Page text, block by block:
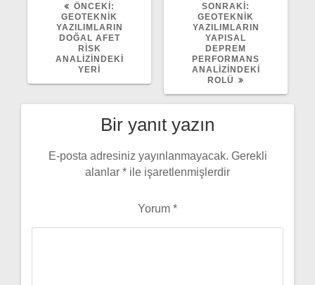
ÖNCEKI:
YAZI:
GEOTEKNIK
YAZILIMLARIN
DOĞAL AFET
RISK
ANALIZINDEKI
YERI
SONRAKI:
YAZI:
GEOTEKNIK
YAZILIMLARIN
YAPISAL
DEPREM
PERFORMANS
ANALIZINDEKI
ROLÜ
Bir yanıt yazın
E-posta adresiniz yayınlanmayacak. Gerekli
alanlar * ile işaretlenmişlerdir
Yorum *